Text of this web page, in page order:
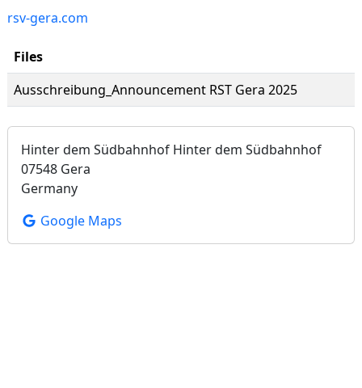
rsv-gera.com
Files
Ausschreibung_Announcement RST Gera 2025
Hinter dem Südbahnhof Hinter dem Südbahnhof
07548 Gera
Germany
Google Maps